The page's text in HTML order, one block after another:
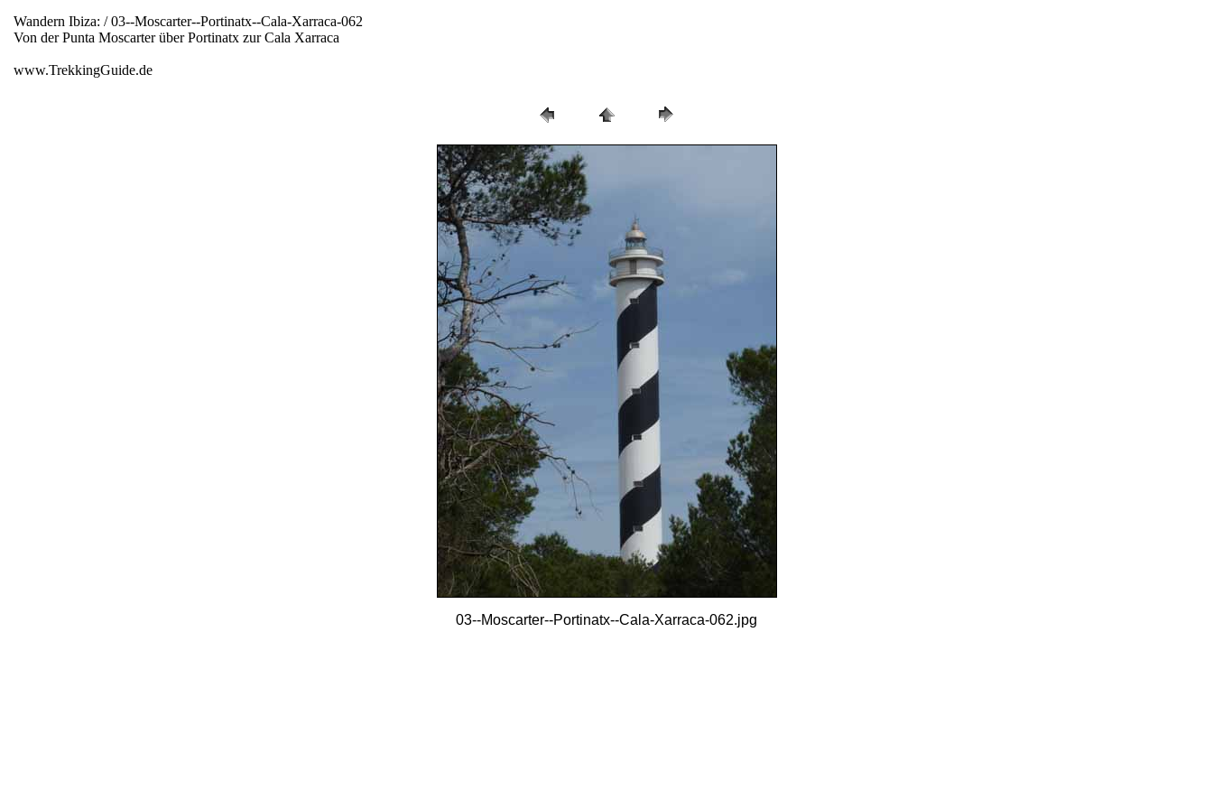
Wandern Ibiza: / 03--Moscarter--Portinatx--Cala-Xarraca-062
Von der Punta Moscarter über Portinatx zur Cala Xarraca
www.TrekkingGuide.de
03--Moscarter--Portinatx--Cala-Xarraca-062.jpg